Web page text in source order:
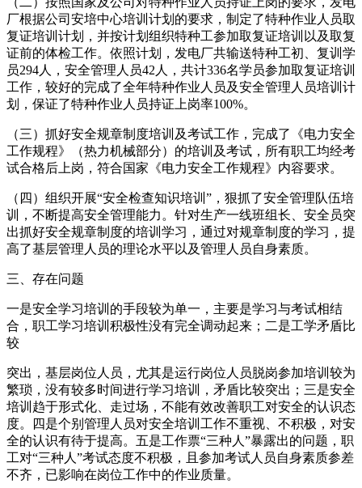
厂根据公司安培中心培训计划的要求，制定了特种作业人员取
复证培训计划，并按计划组织特种工参加取复证培训以及取复
证前的体检工作。依照计划，发电厂共输送特种工初、复训学
员294人，安全管理人员42人，共计336名学员参加取复证培训
工作，较好的完成了全年特种作业人员及安全管理人员培训计
划，保证了特种作业人员持证上岗率100%。
（三）抓好安全规章制度培训及考试工作，完成了《电力安全
工作规程》（热力机械部分）的培训及考试，所有职工均经考
试合格后上岗，符合国家《电力安全工作规程》内容要求。
（四）组织开展“安全检查知识培训”，狠抓了安全管理队伍培
训，不断提高安全管理能力。针对生产一线班组长、安全员突
出抓好安全规章制度的培训学习，通过对规章制度的学习，提
高了基层管理人员的理论水平以及管理人员自身素质。
三、存在问题
一是安全学习培训的手段较为单一，主要是学习与考试相结
合，职工学习培训积极性没有完全调动起来；二是工学矛盾比
较
突出，基层岗位人员，尤其是运行岗位人员脱岗参加培训较为
繁琐，没有较多时间进行学习培训，矛盾比较突出；三是安全
培训趋于形式化、走过场，不能有效改善职工对安全的认识态
度。四是个别管理人员对安全培训工作不重视、不积极，对安
全的认识有待于提高。五是工作票“三种人”暴露出的问题，职
工对“三种人”考试态度不积极，且参加考试人员自身素质参差
不齐，已影响在岗位工作中的作业质量。